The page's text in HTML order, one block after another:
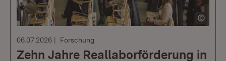
06.07.2026 Forschung
Zehn Jahre Reallaborförderung in